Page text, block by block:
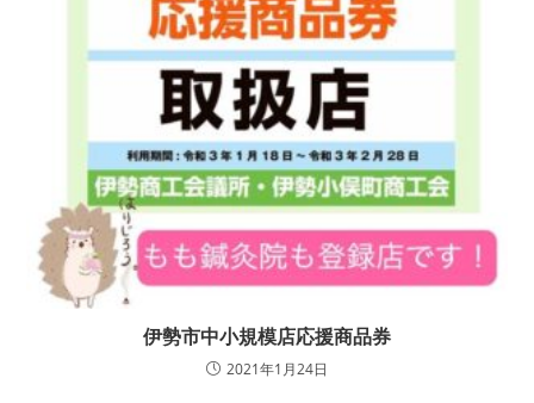
伊勢市中小規模店応援商品券
2021年1月24日